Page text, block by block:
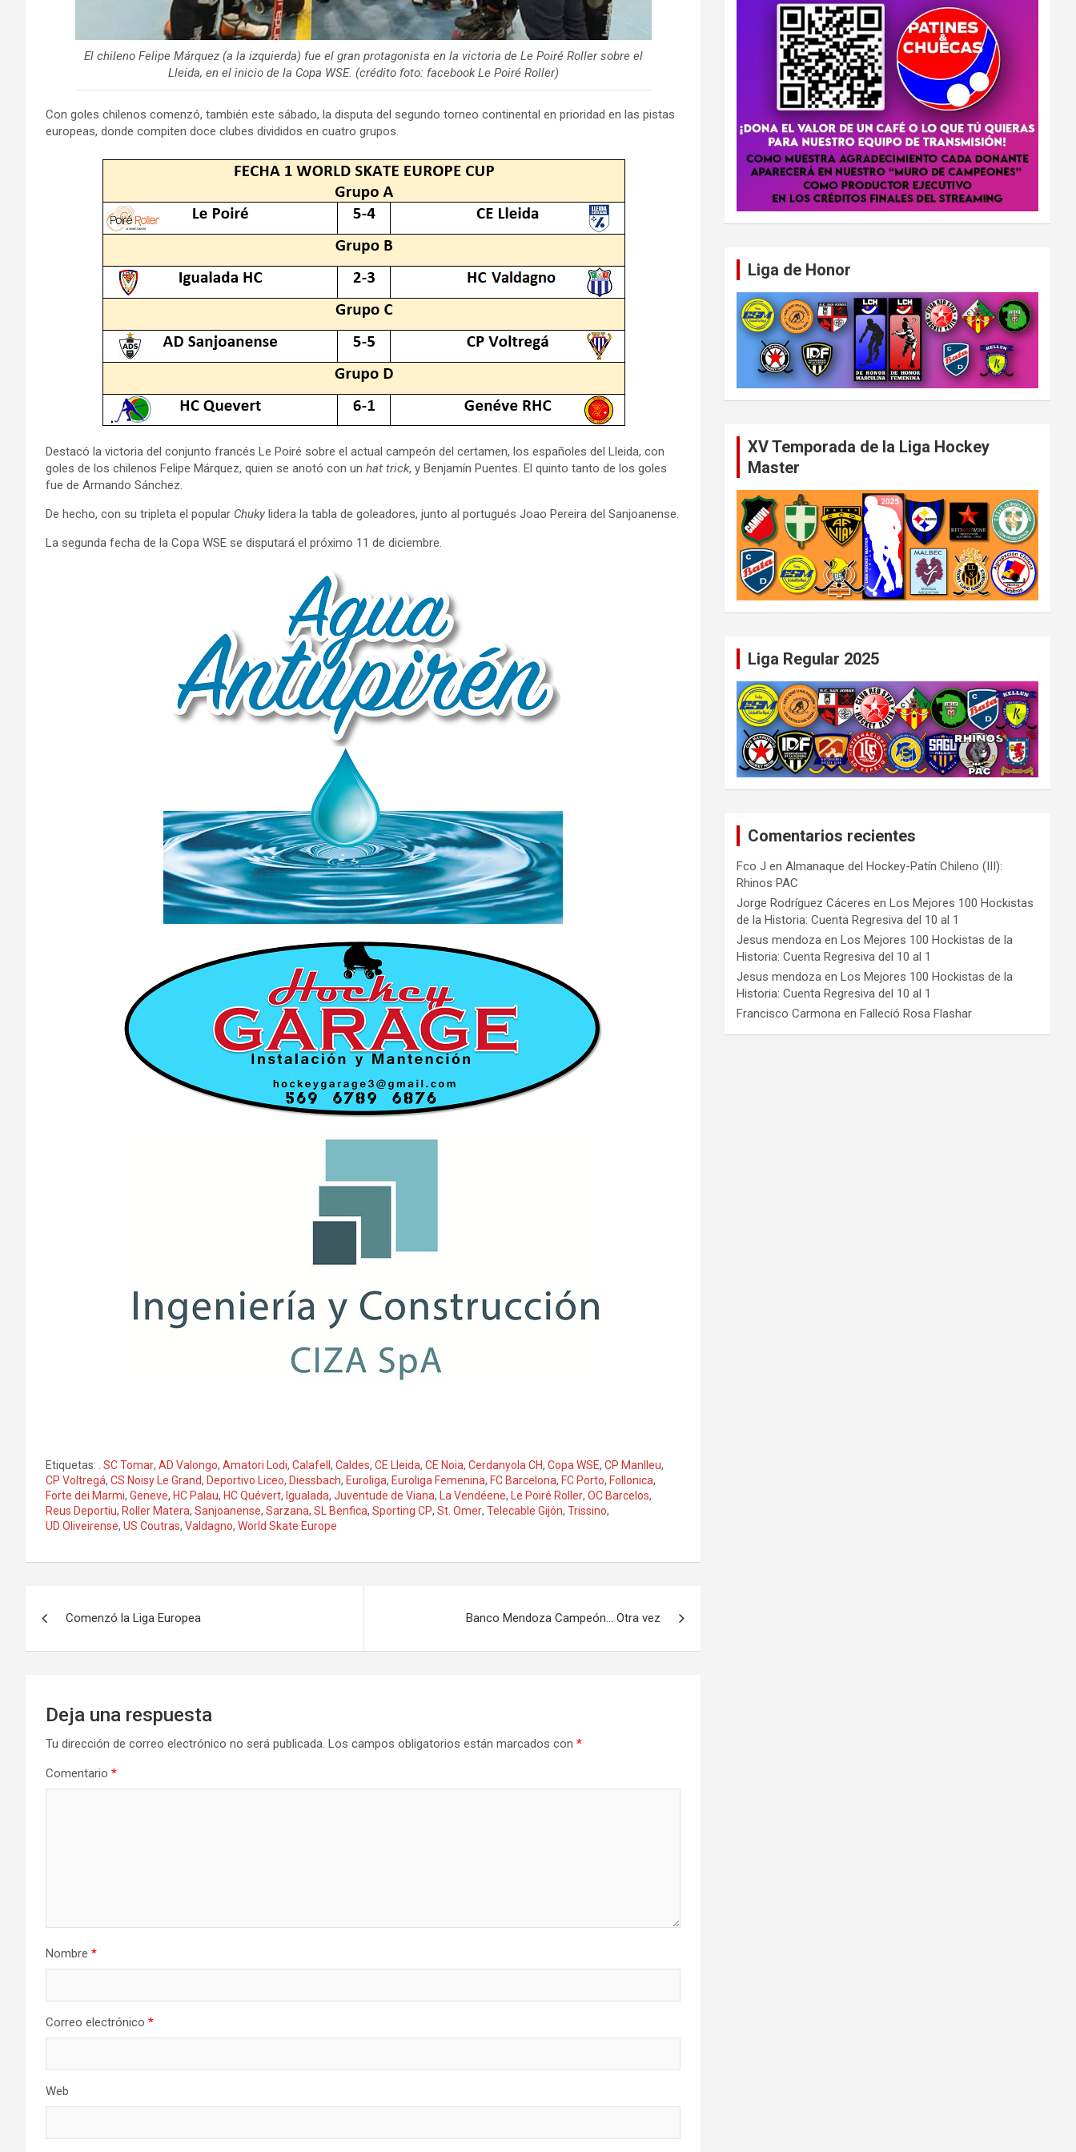
El chileno Felipe Márquez (a la izquierda) fue el gran protagonista en la victoria de Le Poiré Roller sobre el
Lleida, en el inicio de la Copa WSE. (crédito foto: facebook Le Poiré Roller)
Con goles chilenos comenzó, también este sábado, la disputa del segundo torneo continental en prioridad en las pistas
europeas, donde compiten doce clubes divididos en cuatro grupos.
Destacó la victoria del conjunto francés Le Poiré sobre el actual campeón del certamen, los españoles del Lleida, con
goles de los chilenos Felipe Márquez, quien se anotó con un hat trick, y Benjamín Puentes. El quinto tanto de los goles
fue de Armando Sánchez.
De hecho, con su tripleta el popular Chuky lidera la tabla de goleadores, junto al portugués Joao Pereira del Sanjoanense.
La segunda fecha de la Copa WSE se disputará el próximo 11 de diciembre.
Etiquetas: . SC Tomar, AD Valongo, Amatori Lodi, Calafell , Caldes, CE Lleida, CE Noia, Cerdanyola CH, Copa WSE, CP Manlleu,
CP Voltregá, CS Noisy Le Grand, Deportivo Liceo, Diessbach, Euroliga, Euroliga Femenina, FC Barcelona, FC Porto, Follonica,
Forte dei Marmi, Geneve, HC Palau, HC Quévert, Igualada, Juventude de Viana, La Vendéene, Le Poiré Roller, OC Barcelos,
Reus Deportiu, Roller Matera, Sanjoanense, Sarzana, SL Benfica, Sporting CP, St. Omer, Telecable Gijón, Trissino,
UD Oliveirense, US Coutras, Valdagno, World Skate Europe
Comenzó la Liga Europea Banco Mendoza Campeón… Otra vez
Deja una respuesta
Tu dirección de correo electrónico no será publicada. Los campos obligatorios están marcados con *
Comentario *
Nombre *
Correo electrónico *
Web
Liga de Honor
XV Temporada de la Liga Hockey
Master
Liga Regular 2025
Comentarios recientes
Fco J enAlmanaque del Hockey-Patín Chileno (III):
Rhinos PAC
Jorge Rodríguez Cáceres enLos Mejores 100 Hockistas
de la Historia: Cuenta Regresiva del 10 al 1
Jesus mendoza enLos Mejores 100 Hockistas de la
Historia: Cuenta Regresiva del 10 al 1
Jesus mendoza enLos Mejores 100 Hockistas de la
Historia: Cuenta Regresiva del 10 al 1
Francisco Carmona enFalleció Rosa Flashar